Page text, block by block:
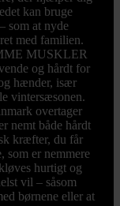
kan bruge
som at nyde
med familien.
MUSKLER
og hårdt for
hænder, især
vintersæsonen.
overtager
nemt både hårdt
kræfter, du får
som er nemmere
hurtigt og
vil – såsom
børnene eller at